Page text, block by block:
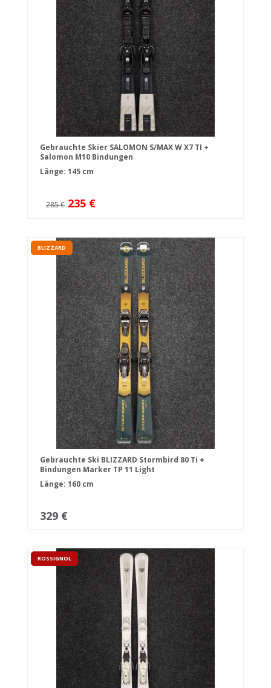
Gebrauchte Skier SALOMON S/MAX W X7 TI +
Salomon M10 Bindungen
Länge: 145 cm
285 € 235 €
BLIZZARD
Gebrauchte Ski BLIZZARD Stormbird 80 Ti +
Bindungen Marker TP 11 Light
Länge: 160 cm
329 €
ROSSIGNOL